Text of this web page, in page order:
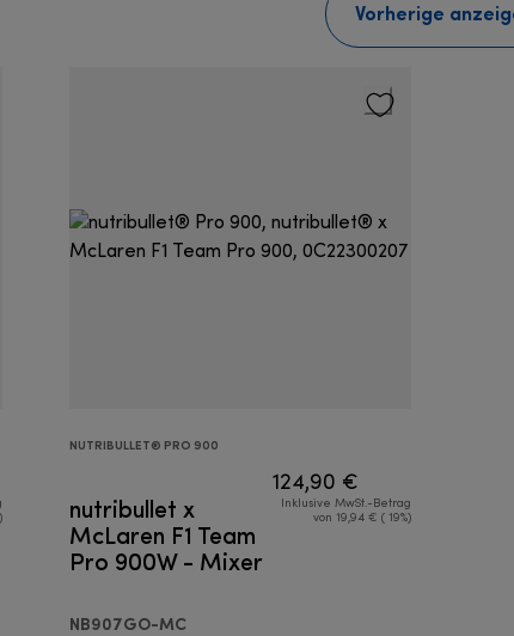
Vorherige
NUTRIBULLET® PRO 900
nutribullet x
McLaren F1 Team
Pro 900W - Mixer
NB907GO-MC
124,90 €
Inklusive MwSt.-Betrag
von 19,94 € ( 19%)